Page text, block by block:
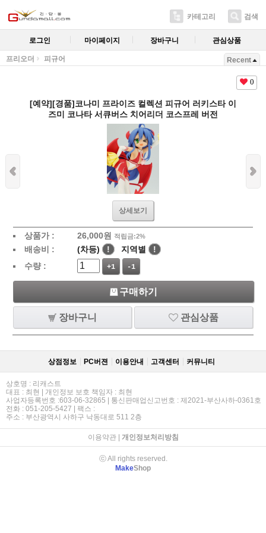
카테고리 검색
로그인 마이페이지 장바구니 관심상품
프리오더 피규어 Recent
0
[예약][경품]코나미 프라이즈 컬렉션 피규어 러키스타 이
즈미 코나타 서큐버스 치어리더 코스프레 버전
상세보기
상품가 : 26,000원 적립금:2%
배송비 : (차등) ! 지역별
!
수량 :
+1 -1
구매하기
장바구니 관심상품
상점정보 PC버젼 이용안내 고객센터 커뮤니티
상호명 : 리캐스트
대표 : 최현 | 개인정보 보호 책임자 : 최현
사업자등록번호 :603-06-32865 | 통신판매업신고번호 : 제2021-부산사하-0361호
전화 : 051-205-5427 | 팩스 :
주소 : 부산광역시 사하구 낙동대로 511 2층
이용약관| 개인정보처리방침
ⓒ All rights reserved.
MakeShop